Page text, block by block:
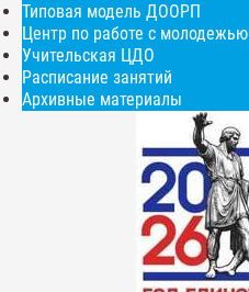
Типовая модель ДООРП
Центр по работе с молодежью
Учительская ЦДО
Расписание занятий
Архивные материалы